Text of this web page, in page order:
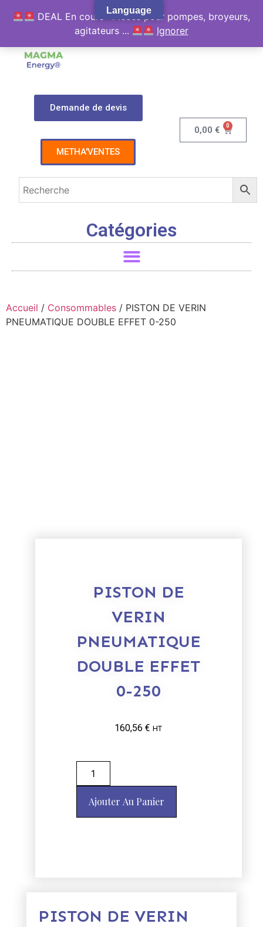
Demande de devis
METHA'VENTES
0,00€ 0
Catégories
Accueil / Consommables / PISTON DE VERIN
PNEUMATIQUE DOUBLE EFFET 0-250
PISTON DE
VERIN
PNEUMATIQUE
DOUBLE EFFET
0-250
160,56€ HT
Ajouter Au Panier
PISTON DE VERIN
Language
DEAL En cours : Pièces pour pompes, broyeurs,
agitateurs ...
Ignorer